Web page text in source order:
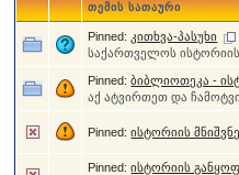
თემის სათაური
Pinned: კითხვა-პასუხი
საქართველოს ისტორიის
Pinned:ბიბლიოთეკა -
აქ ატვირთეთ და
Pinned:ისტორიის
Pinned:ისტორიის